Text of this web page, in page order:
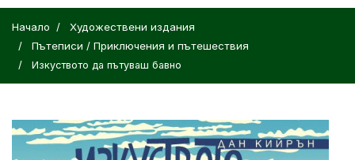
Начало
Художествени издания
Пътеписи / Приключения и пътешествия
Изкуството да пътуваш бавно